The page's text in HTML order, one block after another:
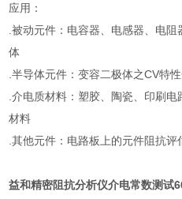
应用：
.被动元件：电容器、电感器、电
体
.半导体元件：变容二极体之CV特
.介电质材料：塑胶、陶瓷、印刷
材料
.其他元件：电路板上的元件阻抗评
益和精密阻抗分析仪介电常数测试